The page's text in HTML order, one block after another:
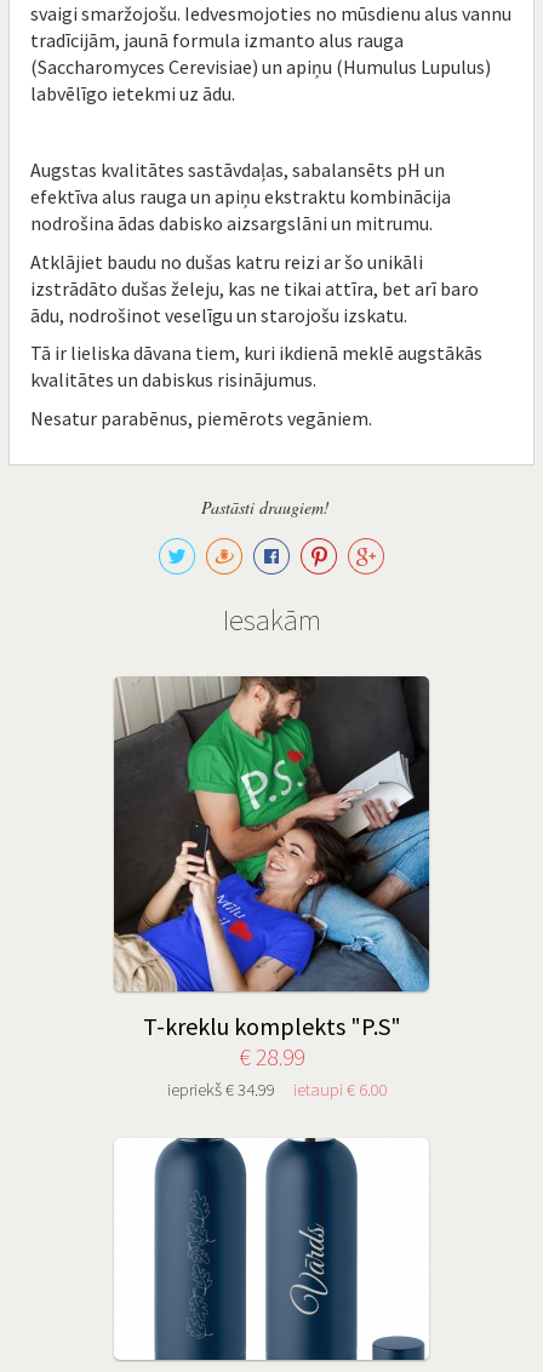
svaigi smaržojošu. Iedvesmojoties no mūsdienu alus vannu
tradīcijām, jaunā formula izmanto alus rauga
(Saccharomyces Cerevisiae) un apiņu (Humulus Lupulus)
labvēlīgo ietekmi uz ādu.
Augstas kvalitātes sastāvdaļas, sabalansēts pH un
efektīva alus rauga un apiņu ekstraktu kombinācija
nodrošina ādas dabisko aizsargslāni un mitrumu.
Atklājiet baudu no dušas katru reizi ar šo unikāli
izstrādāto dušas želeju, kas ne tikai attīra, bet arī baro
ādu, nodrošinot veselīgu un starojošu izskatu.
Tā ir lieliska dāvana tiem, kuri ikdienā meklē augstākās
kvalitātes un dabiskus risinājumus.
Nesatur parabēnus, piemērots vegāniem.
Pastāsti draugiem!
Iesakām
T-kreklu komplekts "P.S"
€ 28.99
iepriekš € 34.99 ietaupi € 6.00